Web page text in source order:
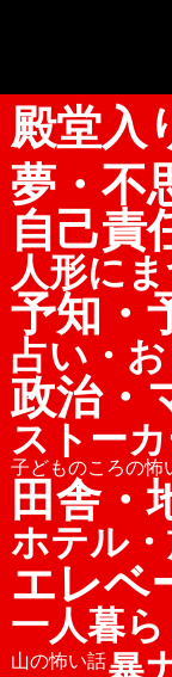
殿堂入
夢・不
自己責
人形に
予知・
占い・
政治・
ストー
子どものころの怖
田舎・
ホテル
エレベ
一人暮ら
山の怖い話